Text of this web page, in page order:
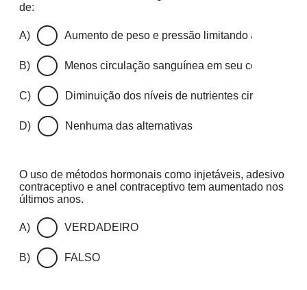
de:
A) Aumento de peso e pressão limitando a
B) Menos circulação sanguínea em seu corpo
C) Diminuição dos níveis de nutrientes circulando
D) Nenhuma das alternativas
O uso de métodos hormonais como injetáveis, adesivo
contraceptivo e anel contraceptivo tem aumentado nos
últimos anos.
A) VERDADEIRO
B) FALSO